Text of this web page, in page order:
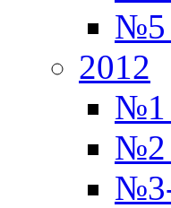
№5
2012
№1
№2